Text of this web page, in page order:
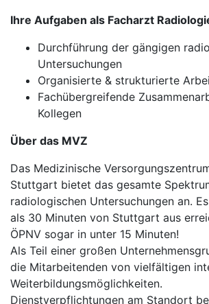
Ihre Aufgaben als Facharzt
Durchführung der gängigen
Untersuchungen
Organisierte & strukturierte
Fachübergreifende
Kollegen
Über das MVZ
Das Medizinische
Stuttgart bietet das gesamte
radiologischen Untersuchungen an.
als 30 Minuten von Stuttgart aus
ÖPNV sogar in unter 15 Minuten!
Als Teil einer großen
die Mitarbeitenden von vielfältigen
Weiterbildungsmöglichkeiten.
Dienstverpflichtungen am Standort